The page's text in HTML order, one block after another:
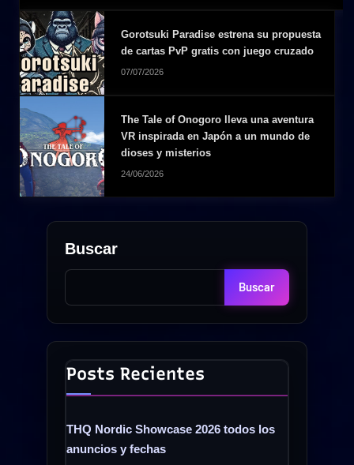
Gorotsuki Paradise estrena su propuesta
de cartas PvP gratis con juego cruzado
07/07/2026
The Tale of Onogoro lleva una aventura
VR inspirada en Japón a un mundo de
dioses y misterios
24/06/2026
Buscar
Buscar
Posts Recientes
THQ Nordic Showcase 2026 todos los
anuncios y fechas